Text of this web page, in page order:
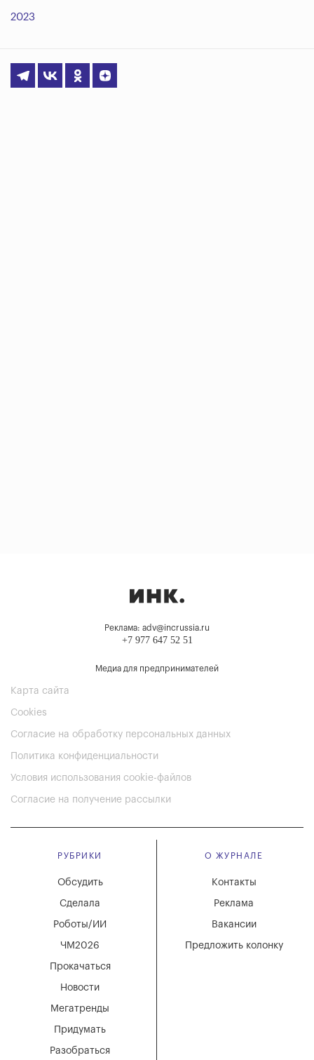
2023
Реклама: adv@incrussia.ru
+7 977 647 52 51
Медиа для предпринимателей
Карта сайта
Cookies
Согласие на обработку персональных данных
Политика конфиденциальности
Условия использования cookie-файлов
Согласие на получение рассылки
РУБРИКИ
Мегатренды
Придумать
Разобраться
Новости
Обсудить
Сделала
Роботы/ИИ
ЧМ2026
Прокачаться
О ЖУРНАЛЕ
Вакансии
Реклама
Контакты
Предложить колонку